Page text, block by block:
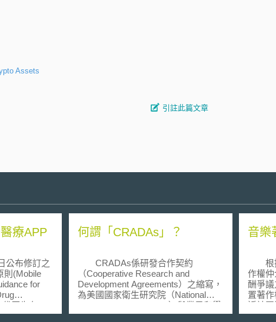
Assets
引註此篇文章
療APP
布修訂之
則(Mobile
for
原先在
次的修訂
何謂「CRADAs」？
CRADAs係研發合作契約
（Cooperative Research and
Development Agreements）之縮寫，
為美國國家衛生研究院（National
Institute of Health，NIH）與業界和學
術界進行科學技術研究發展產學研合
音樂
根據
作權
酬爭
置著
近社
（